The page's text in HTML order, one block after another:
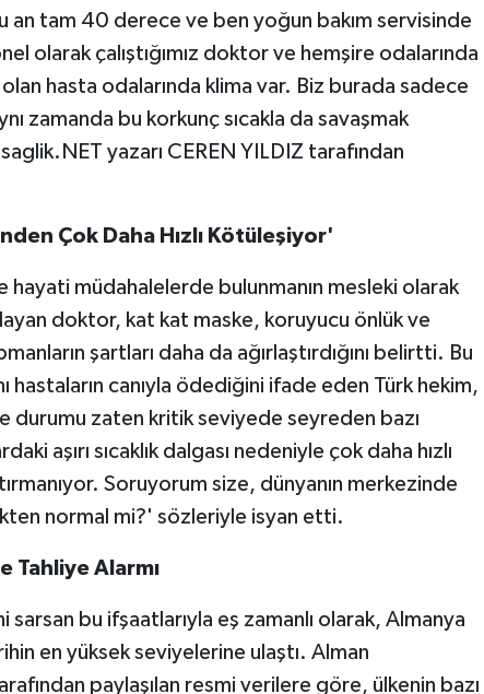
tam 40 derece ve ben yoğun bakım servisinde
olarak çalıştığımız doktor ve hemşire odalarında
hasta odalarında klima var. Biz burada sadece
zamanda bu korkunç sıcakla da savaşmak
yazarı CEREN YILDIZ tarafından
Çok Daha Hızlı Kötüleşiyor'
hayati müdahalelerde bulunmanın mesleki olarak
doktor, kat kat maske, koruyucu önlük ve
şartları daha da ağırlaştırdığını belirtti. Bu
hastaların canıyla ödediğini ifade eden Türk hekim,
durumu zaten kritik seviyede seyreden bazı
aşırı sıcaklık dalgası nedeniyle çok daha hızlı
Soruyorum size, dünyanın merkezinde
normal mi?' sözleriyle isyan etti.
Tahliye Alarmı
sarsan bu ifşaatlarıyla eş zamanlı olarak, Almanya
en yüksek seviyelerine ulaştı. Alman
paylaşılan resmi verilere göre, ülkenin bazı